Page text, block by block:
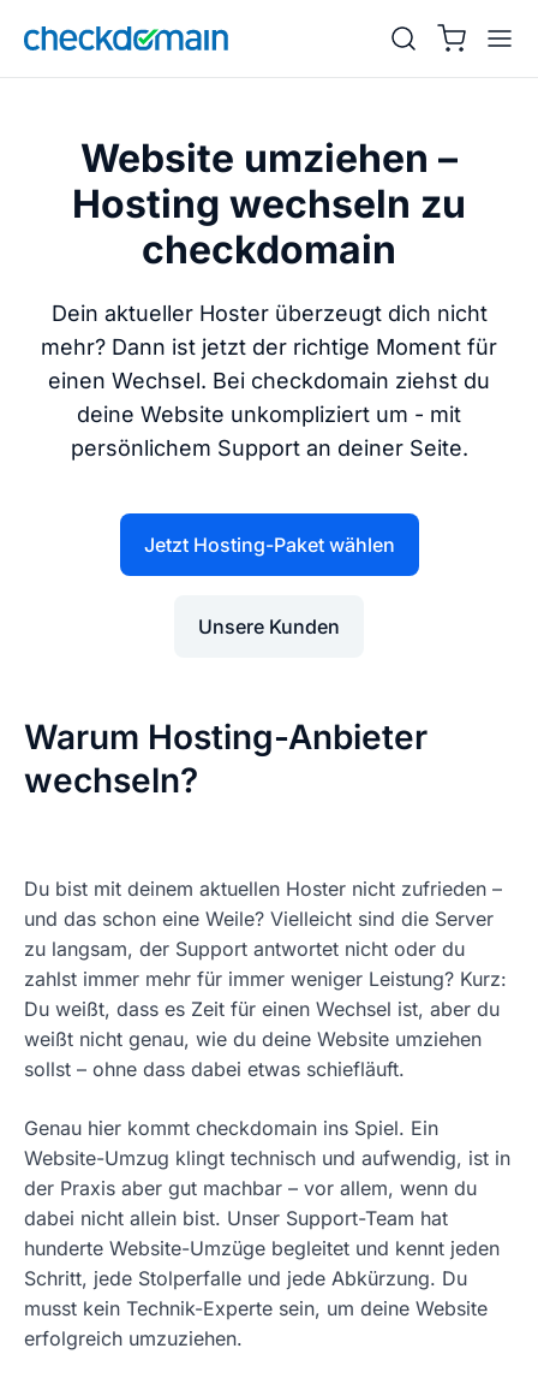
Website umziehen –
Hosting wechseln zu
checkdomain
Dein aktueller Hoster überzeugt dich nicht
mehr? Dann ist jetzt der richtige Moment für
einen Wechsel. Bei checkdomain ziehst du
deine Website unkompliziert um - mit
persönlichem Support an deiner Seite.
Jetzt Hosting-Paket wählen
Unsere Kunden
Warum Hosting-Anbieter
wechseln?
Du bist mit deinem aktuellen Hoster nicht zufrieden –
und das schon eine Weile? Vielleicht sind die Server
zu langsam, der Support antwortet nicht oder du
zahlst immer mehr für immer weniger Leistung? Kurz:
Du weißt, dass es Zeit für einen Wechsel ist, aber du
weißt nicht genau, wie du deine Website umziehen
sollst – ohne dass dabei etwas schiefläuft.
Genau hier kommt checkdomain ins Spiel. Ein
Website-Umzug klingt technisch und aufwendig, ist in
der Praxis aber gut machbar – vor allem, wenn du
dabei nicht allein bist. Unser Support-Team hat
hunderte Website-Umzüge begleitet und kennt jeden
Schritt, jede Stolperfalle und jede Abkürzung. Du
musst kein Technik-Experte sein, um deine Website
erfolgreich umzuziehen.